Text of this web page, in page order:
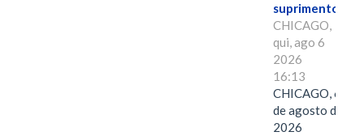
suprimentos.
CHICAGO,
qui, ago 6
2026
16:13
CHICAGO, 6
de agosto de
2026